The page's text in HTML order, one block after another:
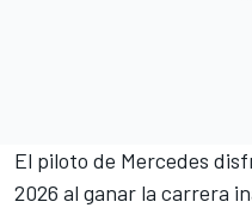
El piloto de Mercedes
2026 al ganar la carrera